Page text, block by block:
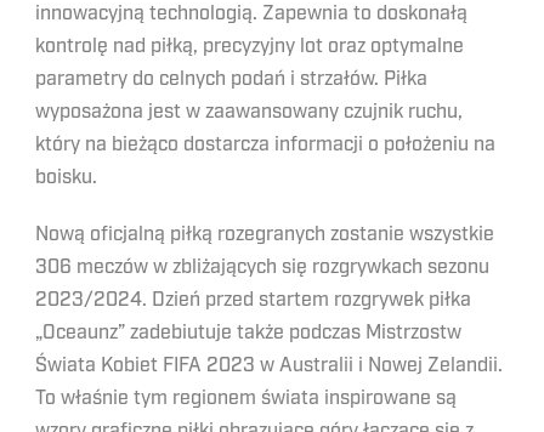
innowacyjną technologią. Zapewnia to doskonałą
kontrolę nad piłką, precyzyjny lot oraz optymalne
parametry do celnych podań i strzałów. Piłka
wyposażona jest w zaawansowany czujnik ruchu,
który na bieżąco dostarcza informacji o położeniu na
boisku.
Nową oficjalną piłką rozegranych zostanie wszystkie
306 meczów w zbliżających się rozgrywkach sezonu
2023/2024. Dzień przed startem rozgrywek piłka
„Oceaunz” zadebiutuje także podczas Mistrzostw
Świata Kobiet FIFA 2023 w Australii i Nowej Zelandii.
To właśnie tym regionem świata inspirowane są